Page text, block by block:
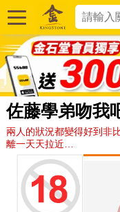
佐藤學弟吻我
兩人的狀況都變得好到非
離一天天拉近…